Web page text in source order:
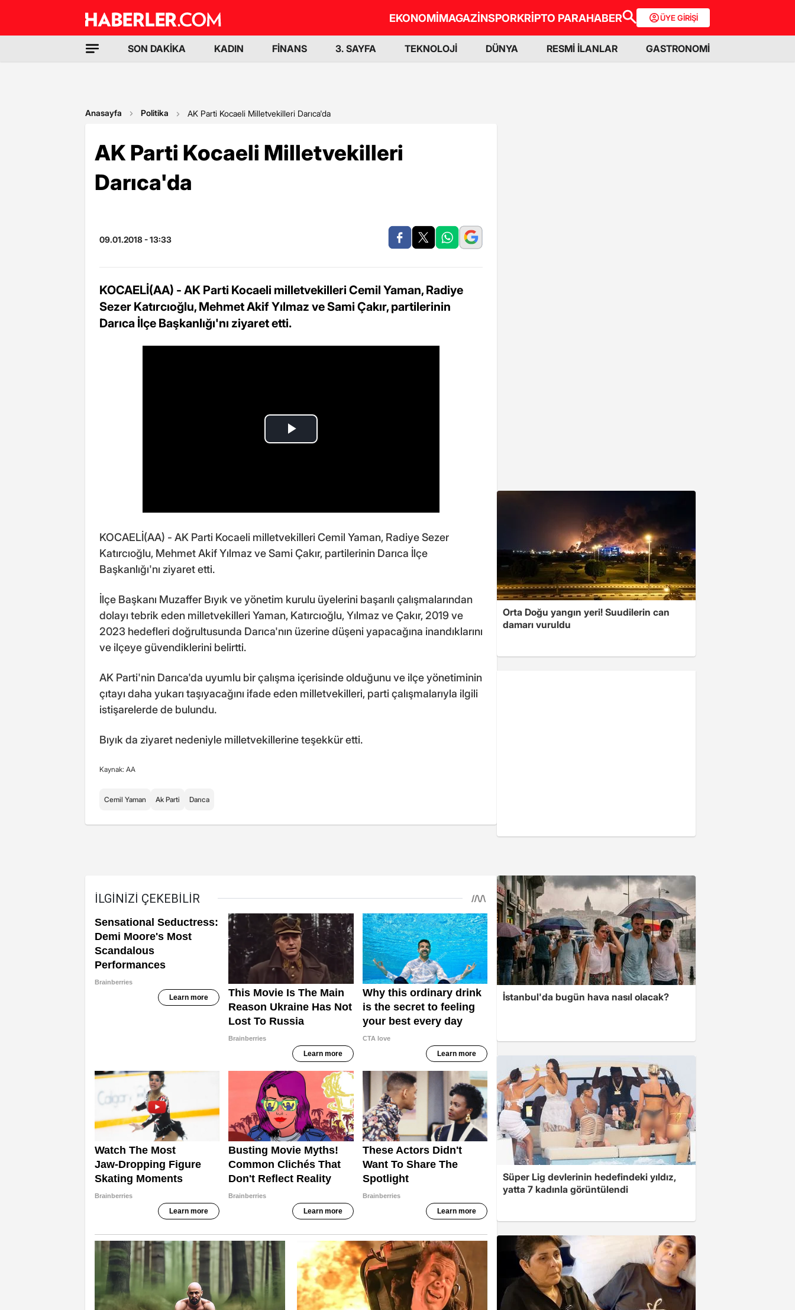
EKONOMİMAGAZİNSPORKRİPTO PARAHABER ÜYE GİRİŞİ
SON DAKİKA KADIN FİNANS 3. SAYFA TEKNOLOJİ DÜNYA RESMİ İLANLAR GASTRONOMİ
Anasayfa Politika AK Parti Kocaeli Milletvekilleri Darıca'da
AK Parti Kocaeli Milletvekilleri
Darıca'da
09.01.2018 - 13:33
KOCAELİ(AA) - AK Parti Kocaeli milletvekilleri Cemil Yaman, Radiye
Sezer Katırcıoğlu, Mehmet Akif Yılmaz ve Sami Çakır, partilerinin
Darıca İlçe Başkanlığı'nı ziyaret etti.
KOCAELİ(AA) - AK Parti Kocaeli milletvekilleri Cemil Yaman, Radiye Sezer
Katırcıoğlu, Mehmet Akif Yılmaz ve Sami Çakır, partilerinin Darıca İlçe
Başkanlığı'nı ziyaret etti.
İlçe Başkanı Muzaffer Bıyık ve yönetim kurulu üyelerini başarılı çalışmalarından
dolayı tebrik eden milletvekilleri Yaman, Katırcıoğlu, Yılmaz ve Çakır, 2019 ve
2023 hedefleri doğrultusunda Darıca'nın üzerine düşeni yapacağına inandıklarını
ve ilçeye güvendiklerini belirtti.
AK Parti'nin Darıca'da uyumlu bir çalışma içerisinde olduğunu ve ilçe yönetiminin
çıtayı daha yukarı taşıyacağını ifade eden milletvekilleri, parti çalışmalarıyla ilgili
istişarelerde de bulundu.
Bıyık da ziyaret nedeniyle milletvekillerine teşekkür etti.
Kaynak: AA
Cemil Yaman Ak Parti Darıca
Orta Doğu yangın yeri! Suudilerin can
damarı vuruldu
İstanbul'da bugün hava nasıl olacak?
Süper Lig devlerinin hedefindeki yıldız,
yatta 7 kadınla görüntülendi